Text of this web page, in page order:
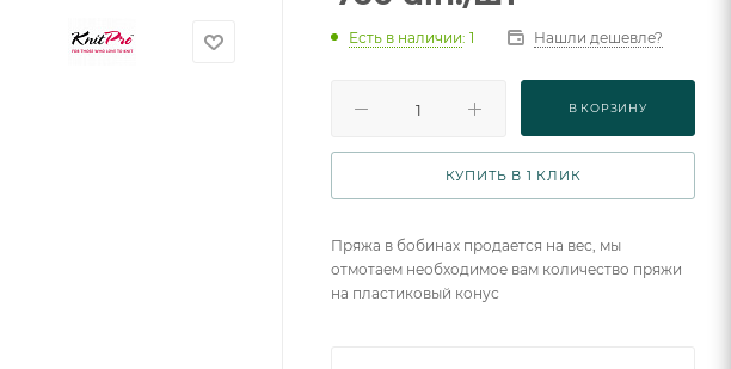
Есть в наличии: 1 Нашли дешевле?
В КОРЗИНУ
КУПИТЬ В 1 КЛИК
Пряжа в бобинах продается на вес, мы
отмотаем необходимое вам количество пряжи
на пластиковый конус